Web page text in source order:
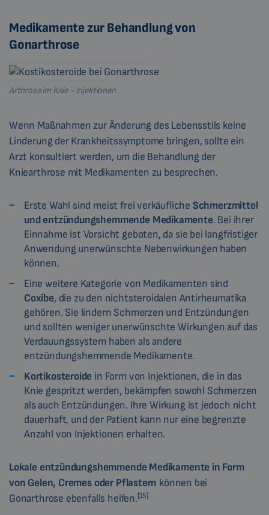
Medikamente zur Behandlung von
Gonarthrose
Arthrose im Knie - Injektionen
Wenn Maßnahmen zur Änderung des Lebensstils keine
Linderung der Krankheitssymptome bringen, sollte ein
Arzt konsultiert werden, um die Behandlung der
Kniearthrose mit Medikamenten zu besprechen.
Erste Wahl sind meist frei verkäufliche Schmerzmittel
und entzündungshemmende Medikamente. Bei ihrer
Einnahme ist Vorsicht geboten, da sie bei langfristiger
Anwendung unerwünschte Nebenwirkungen haben
können.
Eine weitere Kategorie von Medikamenten sind
Coxibe, die zu den nichtsteroidalen Antirheumatika
gehören. Sie lindern Schmerzen und Entzündungen
und sollten weniger unerwünschte Wirkungen auf das
Verdauungssystem haben als andere
entzündungshemmende Medikamente.
Kortikosteroide in Form von Injektionen, die in das
Knie gespritzt werden, bekämpfen sowohl Schmerzen
als auch Entzündungen. Ihre Wirkung ist jedoch nicht
dauerhaft, und der Patient kann nur eine begrenzte
Anzahl von Injektionen erhalten.
Lokale entzündungshemmende Medikamente in Form
von Gelen, Cremes oder Pflastern können bei
Gonarthrose ebenfalls helfen.[15]